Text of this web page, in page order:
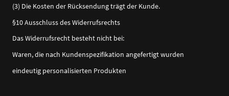
(3) Die Kosten der Rücksendung trägt der Kunde.
§10 Ausschluss des Widerrufsrechts
Das Widerrufsrecht besteht nicht bei:
Waren, die nach Kundenspezifikation angefertigt wurden
eindeutig personalisierten Produkten